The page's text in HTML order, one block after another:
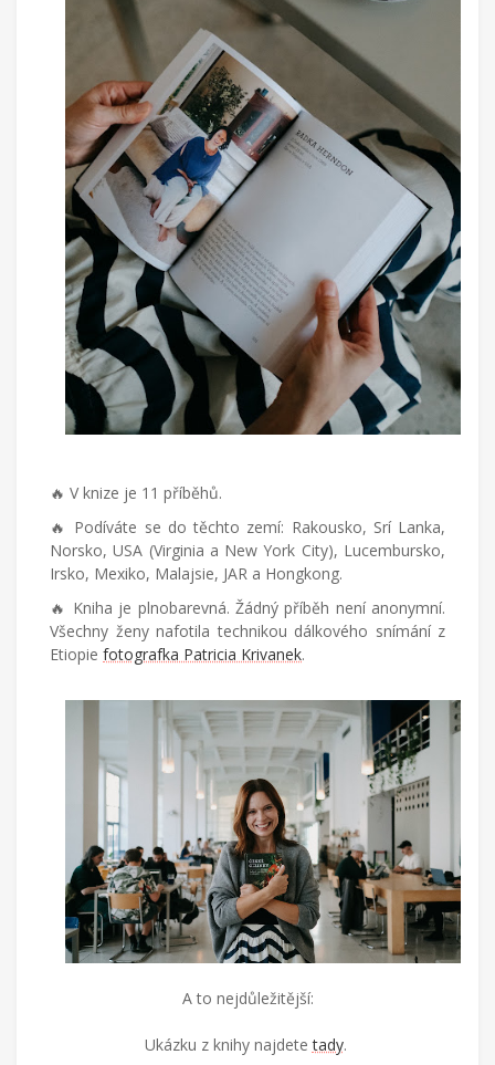
🔥 V knize je 11 příběhů.
🔥 Podíváte se do těchto zemí: Rakousko, Srí Lanka,
Norsko, USA (Virginia a New York City), Lucembursko,
Irsko, Mexiko, Malajsie, JAR a Hongkong.
🔥 Kniha je plnobarevná. Žádný příběh není anonymní.
Všechny ženy nafotila technikou dálkového snímání z
Etiopie fotografka Patricia Krivanek.
A to nejdůležitější:
Ukázku z knihy najdetetady.